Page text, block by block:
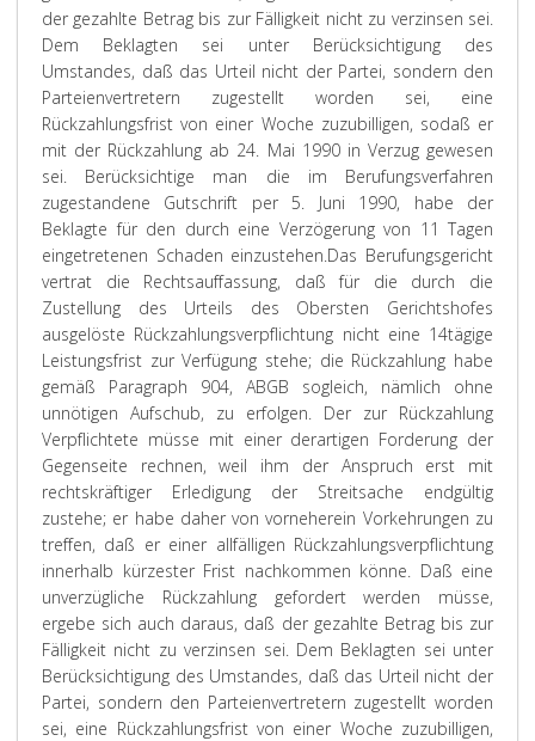
der gezahlte Betrag bis zur Fälligkeit nicht zu verzinsen sei.
Dem Beklagten sei unter Berücksichtigung des
Umstandes, daß das Urteil nicht der Partei, sondern den
Parteienvertretern zugestellt worden sei, eine
Rückzahlungsfrist von einer Woche zuzubilligen, sodaß er
mit der Rückzahlung ab 24. Mai 1990 in Verzug gewesen
sei. Berücksichtige man die im Berufungsverfahren
zugestandene Gutschrift per 5. Juni 1990, habe der
Beklagte für den durch eine Verzögerung von 11 Tagen
eingetretenen Schaden einzustehen.Das Berufungsgericht
vertrat die Rechtsauffassung, daß für die durch die
Zustellung des Urteils des Obersten Gerichtshofes
ausgelöste Rückzahlungsverpflichtung nicht eine 14tägige
Leistungsfrist zur Verfügung stehe; die Rückzahlung habe
gemäß Paragraph 904, ABGB sogleich, nämlich ohne
unnötigen Aufschub, zu erfolgen. Der zur Rückzahlung
Verpflichtete müsse mit einer derartigen Forderung der
Gegenseite rechnen, weil ihm der Anspruch erst mit
rechtskräftiger Erledigung der Streitsache endgültig
zustehe; er habe daher von vorneherein Vorkehrungen zu
treffen, daß er einer allfälligen Rückzahlungsverpflichtung
innerhalb kürzester Frist nachkommen könne. Daß eine
unverzügliche Rückzahlung gefordert werden müsse,
ergebe sich auch daraus, daß der gezahlte Betrag bis zur
Fälligkeit nicht zu verzinsen sei. Dem Beklagten sei unter
Berücksichtigung des Umstandes, daß das Urteil nicht der
Partei, sondern den Parteienvertretern zugestellt worden
sei, eine Rückzahlungsfrist von einer Woche zuzubilligen,